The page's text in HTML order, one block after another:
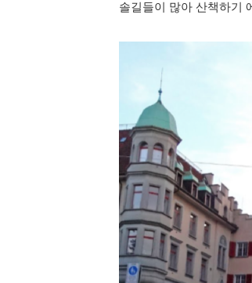
솔길들이 많아 산책하기